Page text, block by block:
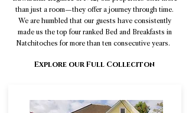
than just a room—they offer a journey through time.
We are humbled that our guests have consistently
made us the top four ranked Bed and Breakfasts in
Natchitoches for more than ten consecutive years.
Explore our Full Colleciton